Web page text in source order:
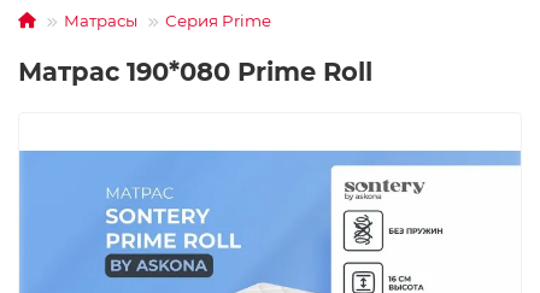
Матрасы Серия Prime
Матрас 190*080 Prime Roll